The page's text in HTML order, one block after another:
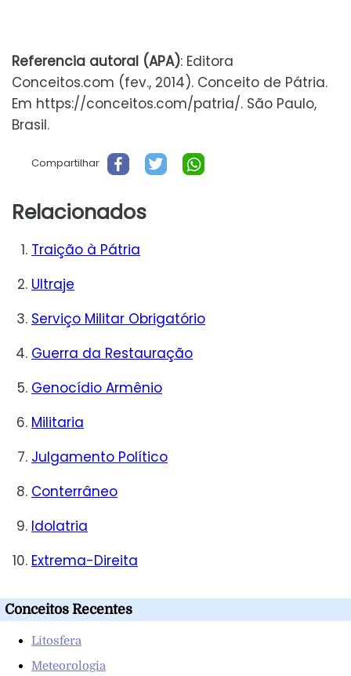
Referencia autoral (APA): Editora
Conceitos.com (fev., 2014). Conceito de Pátria.
Em https://conceitos.com/patria/. São Paulo,
Brasil.
Compartilhar
Relacionados
Traição à Pátria
Ultraje
Serviço Militar Obrigatório
Guerra da Restauração
Genocídio Armênio
Militaria
Julgamento Político
Conterrâneo
Idolatria
Extrema-Direita
Conceitos Recentes
Litosfera
Meteorologia